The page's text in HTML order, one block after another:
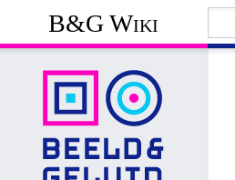
B&G Wiki